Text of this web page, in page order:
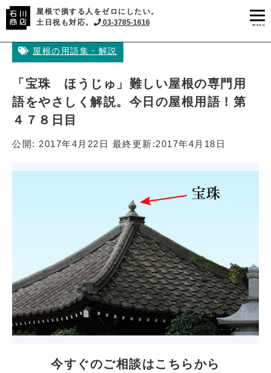
屋根で損する人をゼロにしたい。
土日祝も対応。
03-3785-1616 menu
屋根の用語集・解説
「宝珠 ほうじゅ」難しい屋根の専門用
語をやさしく解説。今日の屋根用語！第
４７８日目
公開: 2017年4月22日 最終更新:2017年4月18日
今すぐのご相談はこちらから